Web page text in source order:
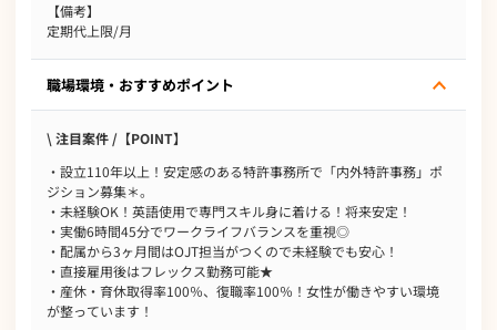
【備考】
定期代上限/月
職場環境・おすすめポイント
\ 注目案件 /【POINT】
・設立110年以上！安定感のある特許事務所で「内外特許事務」ポ
ジション募集＊。
・未経験OK！英語使用で専門スキル身に着ける！将来安定！
・実働6時間45分でワークライフバランスを重視◎
・配属から3ヶ月間はOJT担当がつくので未経験でも安心！
・直接雇用後はフレックス勤務可能★
・産休・育休取得率100％、復職率100％！女性が働きやすい環境
が整っています！